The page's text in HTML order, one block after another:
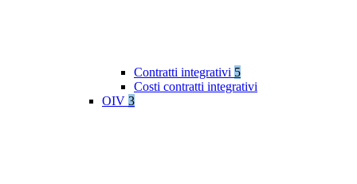
Contratti integrativi 5
Costi contratti integrativi
OIV 3